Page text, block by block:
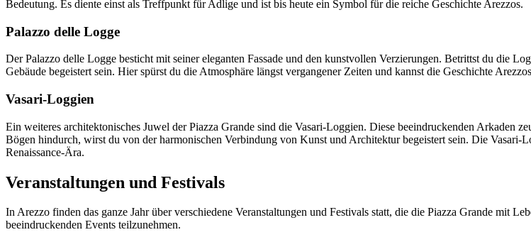
Bedeutung. Es diente einst als Treffpunkt für Adlige und ist bis heute ein Symbol für die reiche Geschichte Arezzos.
Palazzo delle Logge
Der Palazzo delle Logge besticht mit seiner eleganten Fassade und den kunstvollen Verzierungen. Betrittst du die
Gebäude begeistert sein. Hier spürst du die Atmosphäre längst vergangener Zeiten und kannst die Geschichte
Vasari-Loggien
Ein weiteres architektonisches Juwel der Piazza Grande sind die Vasari-Loggien. Diese beeindruckenden Arkaden
Bögen hindurch, wirst du von der harmonischen Verbindung von Kunst und Architektur begeistert sein. Die
Renaissance-Ära.
Veranstaltungen und Festivals
In Arezzo finden das ganze Jahr über verschiedene Veranstaltungen und Festivals statt, die die Piazza Grande mit
beeindruckenden Events teilzunehmen.